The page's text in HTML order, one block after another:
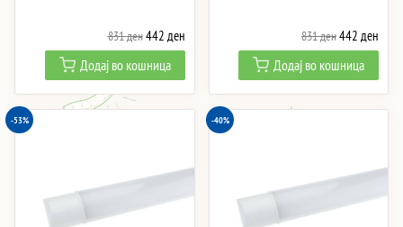
831денOriginal
price
was:
831 ден.
442 денCurrent
price
is:
442 ден.
Додај во кошница
831денOriginal
price
was:
831 ден.
442 ден
price
is:
442
Додај во кошница
-53% -40%